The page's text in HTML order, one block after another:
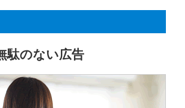
駄のない広告